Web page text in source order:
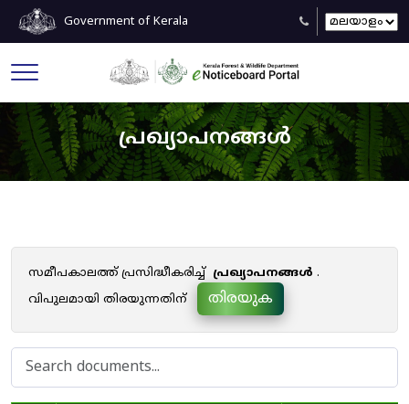
Government of Kerala
പ്രഖ്യാപനങ്ങൾ
സമീപകാലത്ത് പ്രസിദ്ധീകരിച്ച് പ്രഖ്യാപനങ്ങൾ .
വിപുലമായി തിരയുന്നതിന്
തിരയുക